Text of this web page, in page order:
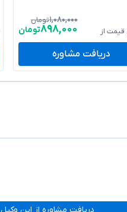
از
۱,۰۸۰,۰۰۰تومان
۸۹۸,۰۰۰تومان
دریافت مشاوره